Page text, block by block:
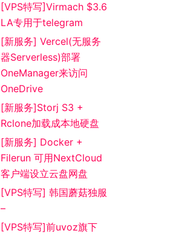
[VPS特写]Virmach $3.6
LA专用于telegram
[新服务] Vercel(无服务
器Serverless)部署
OneManager来访问
OneDrive
[新服务]Storj S3 +
Rclone加载成本地硬盘
[新服务] Docker +
Filerun 可用NextCloud
客户端设立云盘网盘
[VPS特写] 韩国蘑菇独服
–
[VPS特写]前uvoz旗下